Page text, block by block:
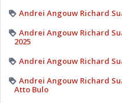
Andrei Angouw Richard
Andrei Angouw Richard
2025
Andrei Angouw Richard
Andrei Angouw Richard
Atto Bulo